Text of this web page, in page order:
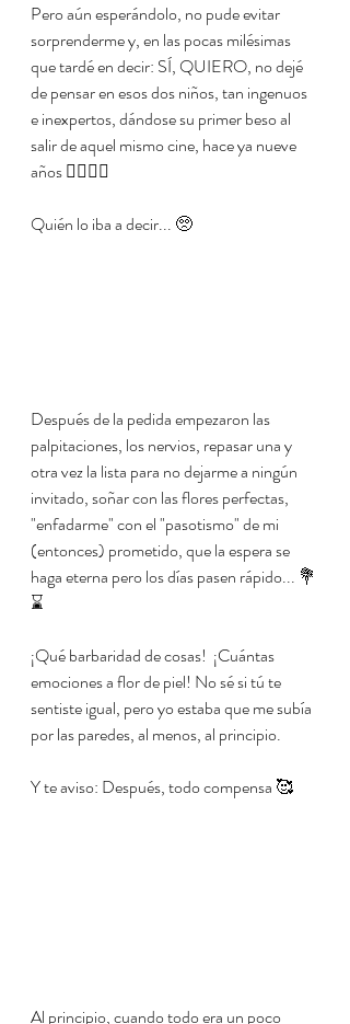
Pero aún esperándolo, no pude evitar
sorprenderme y, en las pocas milésimas
que tardé en decir: SÍ, QUIERO, no dejé
de pensar en esos dos niños, tan ingenuos
e inexpertos, dándose su primer beso al
salir de aquel mismo cine, hace ya nueve
años 👩‍❤️‍💋‍👨
Quién lo iba a decir... 🥺
Después de la pedida empezaron las
palpitaciones, los nervios, repasar una y
otra vez la lista para no dejarme a ningún
invitado, soñar con las flores perfectas,
"enfadarme" con el "pasotismo" de mi
(entonces) prometido, que la espera se
haga eterna pero los días pasen rápido... 💐
⌛️
¡Qué barbaridad de cosas!  ¡Cuántas
emociones a flor de piel! No sé si tú te
sentiste igual, pero yo estaba que me subía
por las paredes, al menos, al principio.
Y te aviso: Después, todo compensa 🥰
Al principio, cuando todo era un poco